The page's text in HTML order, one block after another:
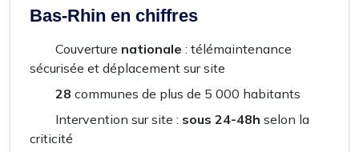
Bas-Rhin en chiffres
Couverture nationale : télémaintenance
sécurisée et déplacement sur site
28 communes de plus de 5 000 habitants
Intervention sur site : sous 24-48h selon la
criticité